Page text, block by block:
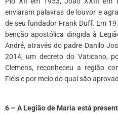
enviaram palavras de louvor e
de seu fundador Frank Duff. Em
benção apostólica dirigida à
André, através do padre Danilo
2014, um decreto do Vaticano,
Clemens, reconheceu a região
Fiéis e por meio do qual são
6 – A Legião de Maria está